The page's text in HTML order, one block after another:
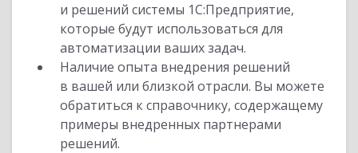
и решений системы 1С:Предприятие,
которые будут использоваться для
автоматизации ваших задач.
Наличие опыта внедрения решений
в вашей или близкой отрасли. Вы можете
обратиться к справочнику, содержащему
примеры внедренных партнерами
решений.